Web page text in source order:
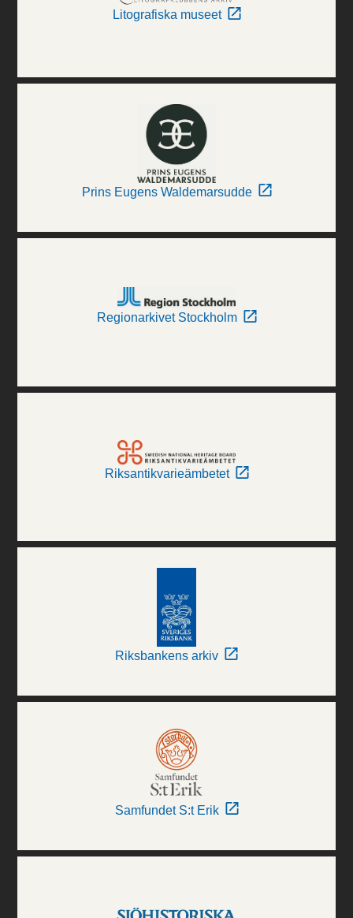
Litografiska museet
Prins Eugens Waldemarsudde
Regionarkivet Stockholm
Riksantikvarieämbetet
Riksbankens arkiv
Samfundet S:t Erik